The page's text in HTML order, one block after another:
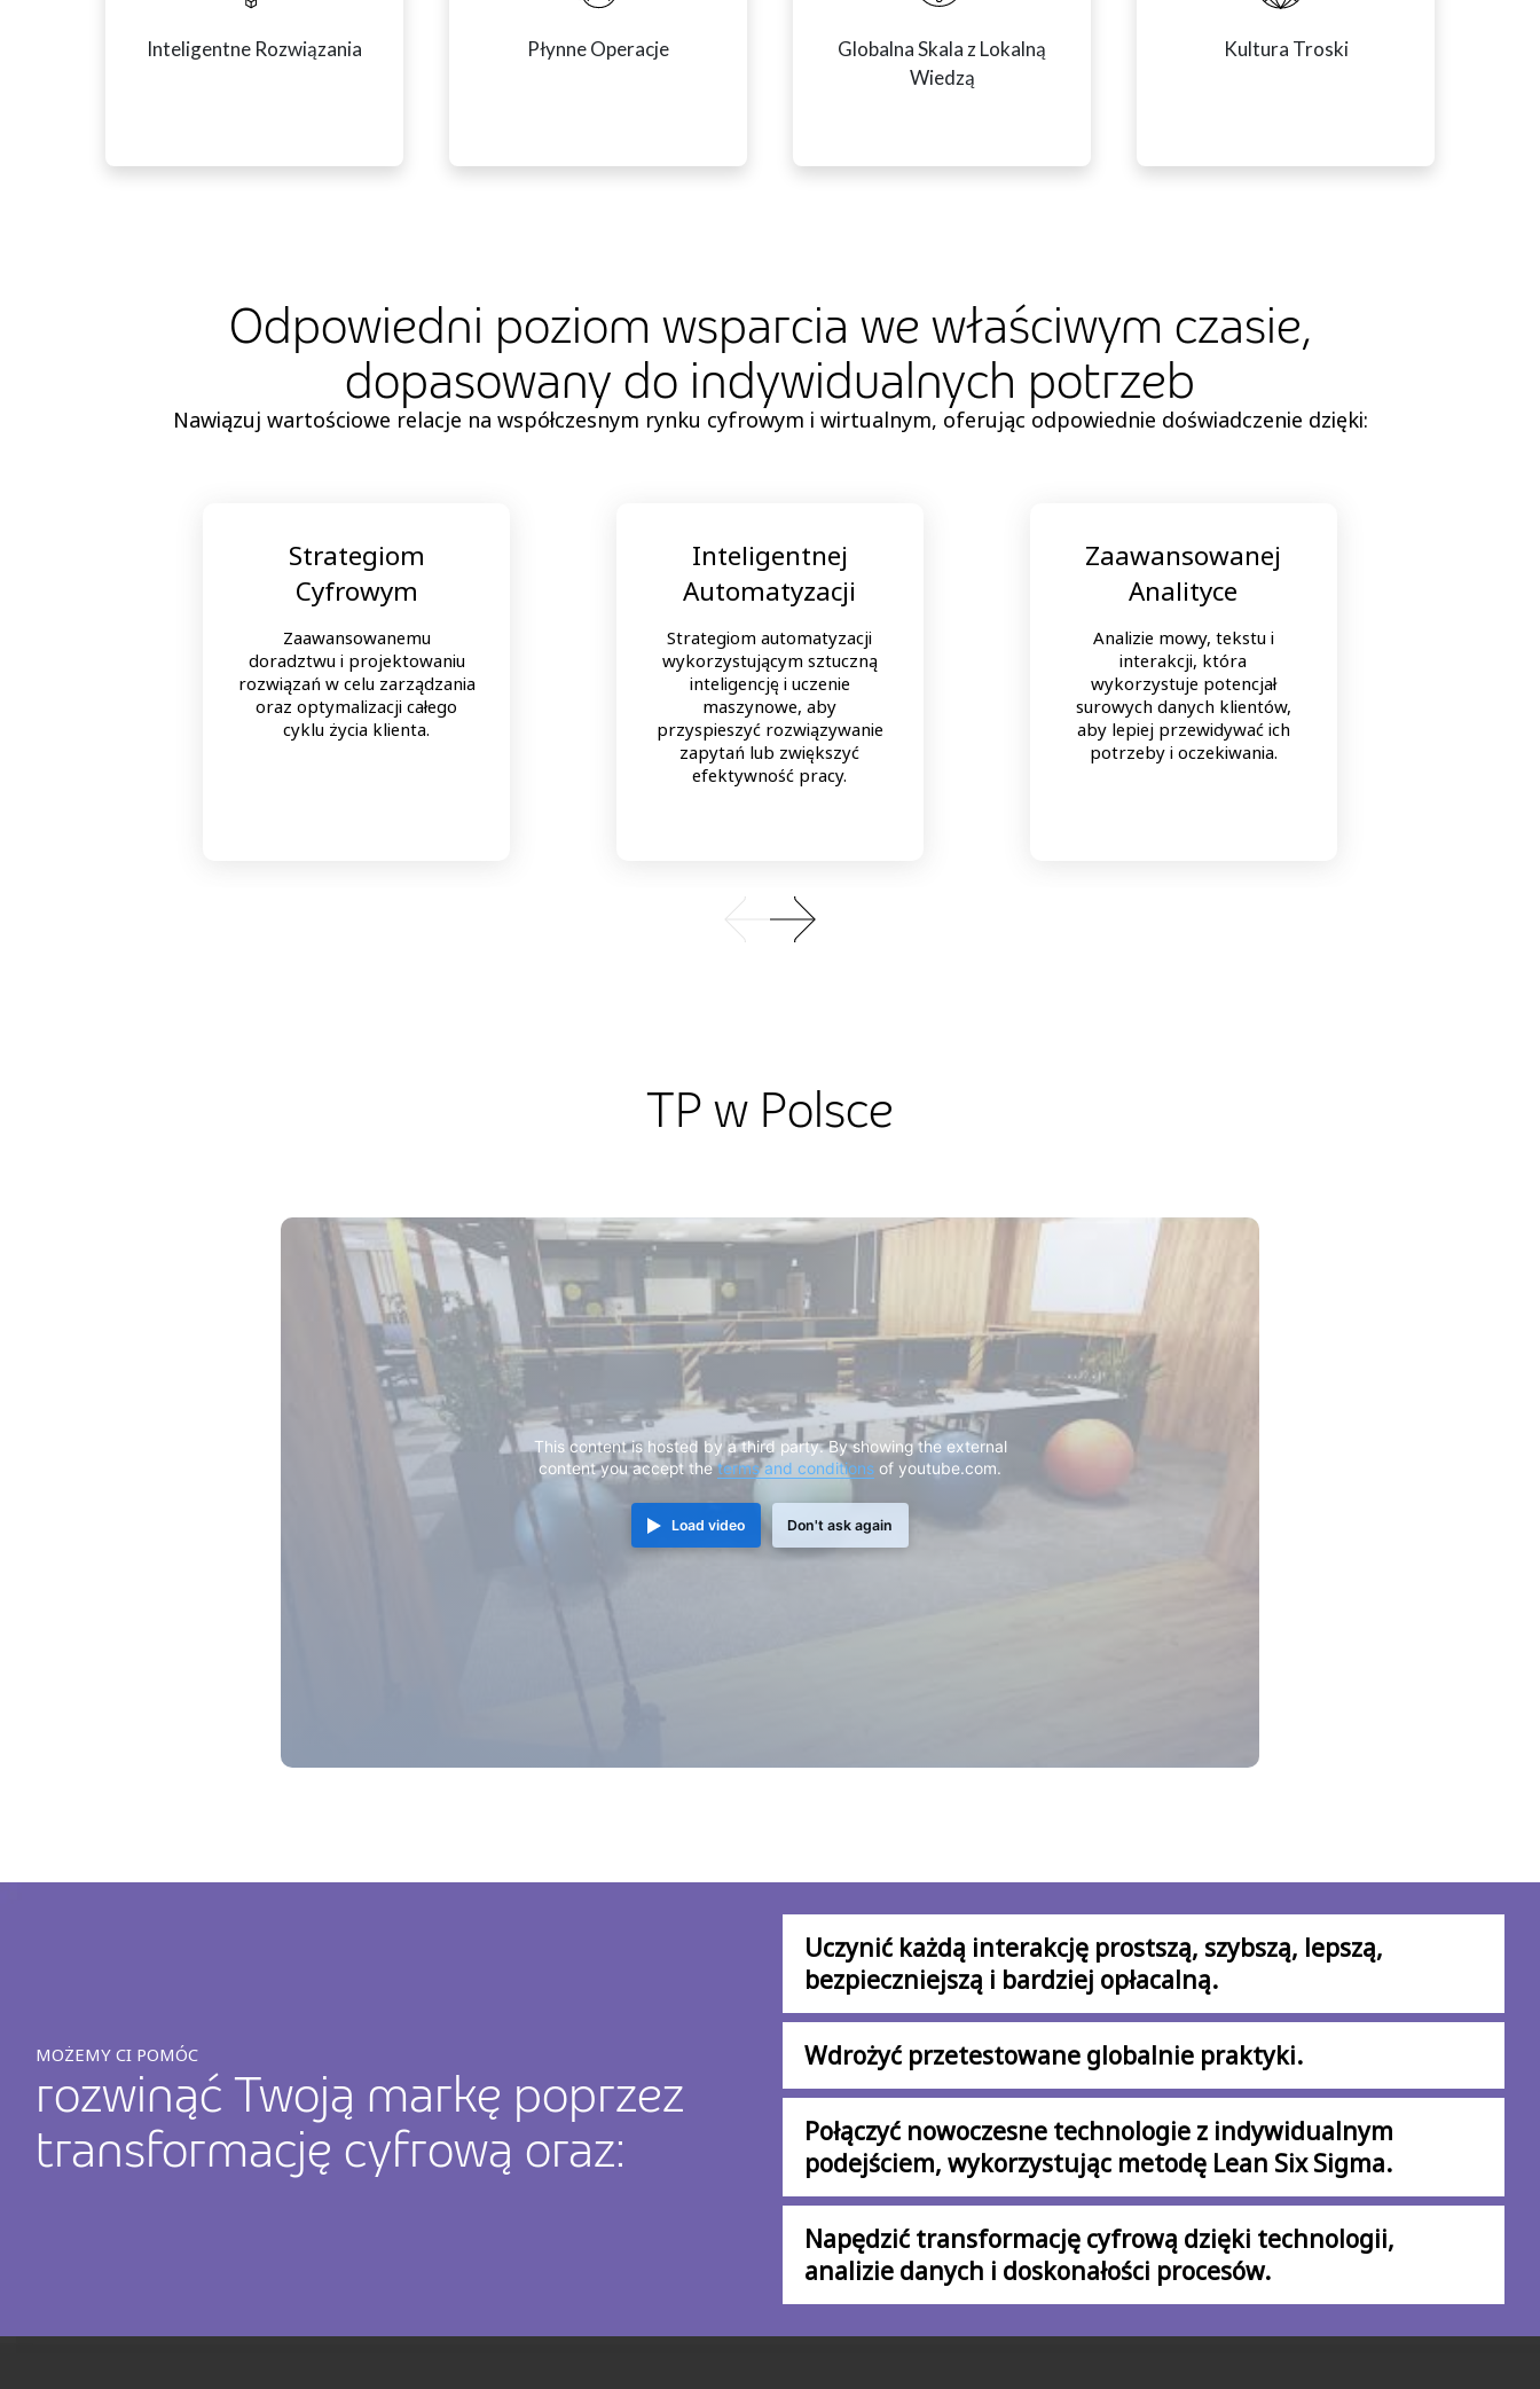
Inteligentne Rozwiązania Płynne Operacje
Globalna Skala z Lokalną
Wiedzą
Kultura Troski
Odpowiedni poziom wsparcia we właściwym czasie,
dopasowany do indywidualnych potrzeb
Nawiązuj wartościowe relacje na współczesnym rynku cyfrowym i wirtualnym, oferując odpowiednie doświadczenie dzięki:
Strategiom
Cyfrowym
Zaawansowanemu
doradztwu i projektowaniu
rozwiązań w celu zarządzania
oraz optymalizacji całego
cyklu życia klienta.
Inteligentnej
Automatyzacji
Strategiom automatyzacji
wykorzystującym sztuczną
inteligencję i uczenie
maszynowe, aby
przyspieszyć rozwiązywanie
zapytań lub zwiększyć
efektywność pracy.
Zaawansowanej
Analityce
Analizie mowy, tekstu i
interakcji, która
wykorzystuje potencjał
surowych danych klientów,
aby lepiej przewidywać ich
potrzeby i oczekiwania.
TP w Polsce
This content is hosted by a third party. By showing the external
content you accept theterms and conditions of youtube.com.
Load video Don't ask again
MOŻEMY CI POMÓC
rozwinąć Twoją markę poprzez
transformację cyfrową oraz:
Uczynić każdą interakcję prostszą, szybszą, lepszą,
bezpieczniejszą i bardziej opłacalną.
Wdrożyć przetestowane globalnie praktyki.
Połączyć nowoczesne technologie z indywidualnym
podejściem, wykorzystując metodę Lean Six Sigma.
Napędzić transformację cyfrową dzięki technologii,
analizie danych i doskonałości procesów.